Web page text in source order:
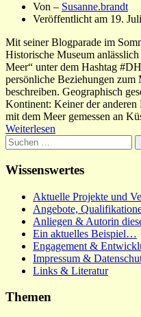
Von – Susanne.brandt
Veröffentlicht am 19.
Mit seiner Blogparade im
Historische Museum
Meer“ unter dem Hashtag
persönliche Beziehungen
beschreiben. Geographisch
Kontinent: Keiner der
mit dem Meer gemessen an
Weiterlesen
Suchen
nach:
Wissenswertes
Aktuelle Projekte und
Angebote,
Anliegen & Autorin
Ein aktuelles Beispiel…
Engagement &
Impressum &
Links & Literatur
Themen